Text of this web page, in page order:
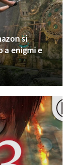
si
a enigmi e